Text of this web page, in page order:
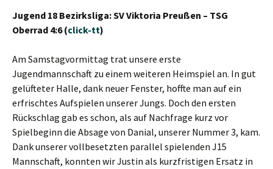
Jugend 18 Bezirksliga: SV Viktoria Preußen – TSG
Oberrad 4:6 (click-tt)
Am Samstagvormittag trat unsere erste
Jugendmannschaft zu einem weiteren Heimspiel an. In gut
gelüfteter Halle, dank neuer Fenster, hoffte man auf ein
erfrischtes Aufspielen unserer Jungs. Doch den ersten
Rückschlag gab es schon, als auf Nachfrage kurz vor
Spielbeginn die Absage von Danial, unserer Nummer 3, kam.
Dank unserer vollbesetzten parallel spielenden J15
Mannschaft, konnten wir Justin als kurzfristigen Ersatz in